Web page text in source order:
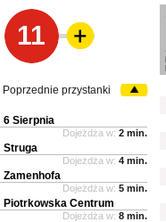
11
Poprzednie przystanki
6 Sierpnia
Dojeżdża w: 2 min.
Struga
Dojeżdża w: 4 min.
Zamenhofa
Dojeżdża w: 5 min.
Piotrkowska Centrum
Dojeżdża w: 8 min.